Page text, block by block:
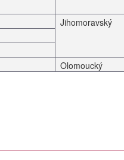
Jihomoravský
Olomoucký